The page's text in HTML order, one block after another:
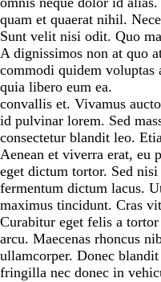
quam et quaerat nihil.
Sunt velit nisi odit. Quo
A dignissimos non at quo
commodi quidem
quia libero eum ea.
convallis et. Vivamus
id pulvinar lorem. Sed
consectetur blandit leo.
Aenean et viverra erat, eu
eget dictum tortor. Sed
fermentum dictum lacus.
maximus tincidunt. Cras
Curabitur eget felis a
arcu. Maecenas rhoncus
ullamcorper. Donec
fringilla nec donec in